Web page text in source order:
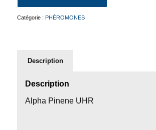
Catégorie : PHÉROMONES
Description
Description
Alpha Pinene UHR